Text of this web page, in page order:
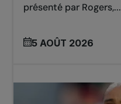
présenté par Rogers,...
5 AOÛT 2026